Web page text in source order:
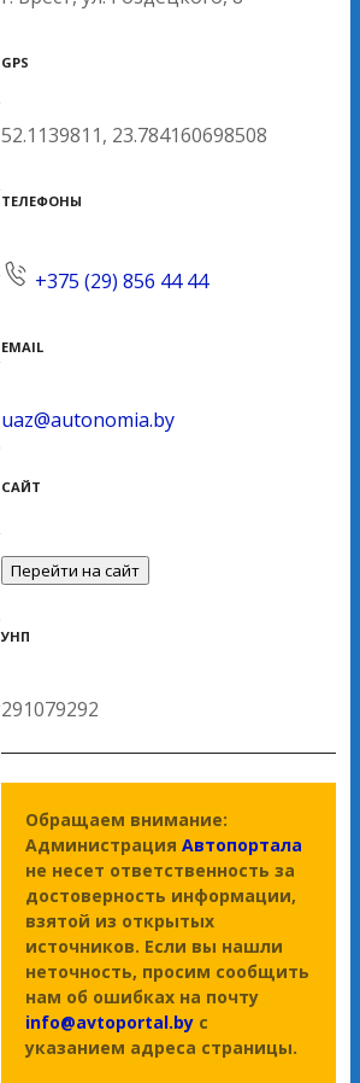
GPS
52.1139811, 23.784160698508
ТЕЛЕФОНЫ
+375 (29) 856 44 44
EMAIL
uaz@autonomia.by
САЙТ
Перейти на сайт
УНП
291079292
Обращаем внимание:
Администрация Автопортала
не несет ответственность за
достоверность информации,
взятой из открытых
источников. Если вы нашли
неточность, просим сообщить
нам об ошибках на почту
info@avtoportal.by с
указанием адреса страницы.